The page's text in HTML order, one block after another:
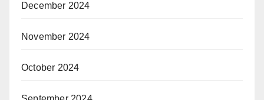
December 2024
November 2024
October 2024